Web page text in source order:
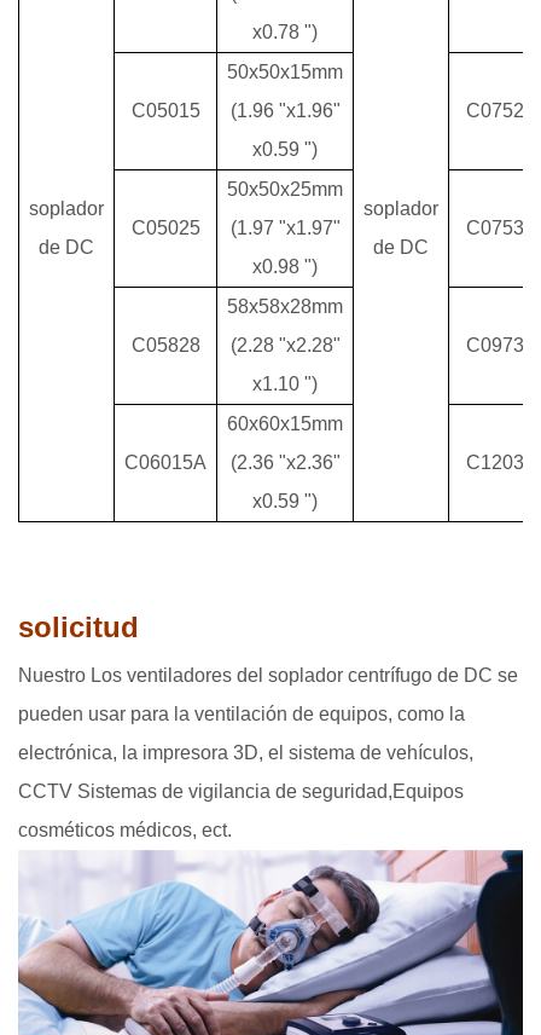
soplador
de DC
x0.78 ")
soplador
de DC
C05015
50x50x15mm
(1.96 "x1.96"
x0.59 ")
C07525
C05025
50x50x25mm
(1.97 "x1.97"
x0.98 ")
C07530
C05828
58x58x28mm
(2.28 "x2.28"
x1.10 ")
C09733
C06015A
60x60x15mm
(2.36 "x2.36"
x0.59 ")
C12032
solicitud
Nuestro Los ventiladores del soplador centrífugo de DC se
pueden usar para la ventilación de equipos, como la
electrónica, la impresora 3D, el sistema de vehículos,
CCTV Sistemas de vigilancia de seguridad,Equipos
cosméticos médicos, ect.